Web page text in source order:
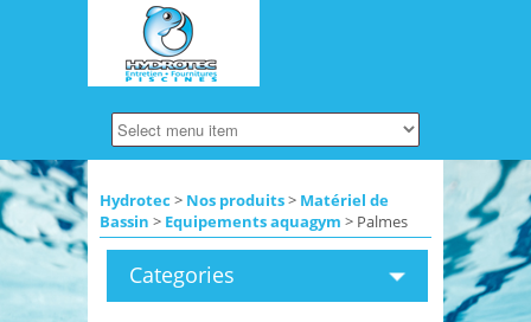
Hydrotec > Nos produits> Matériel de
Bassin > Equipements aquagym > Palmes
Categories